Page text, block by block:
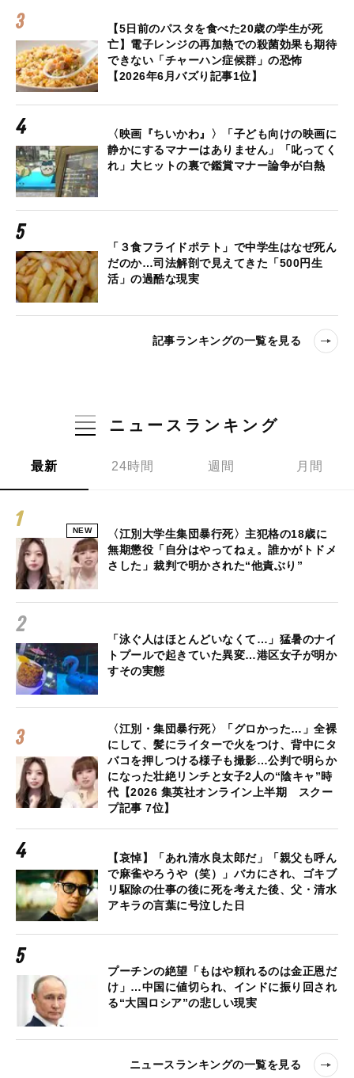
【5日前のパスタを食べた20歳の学生が死
亡】電子レンジの再加熱での殺菌効果も期待
できない「チャーハン症候群」の恐怖
【2026年6月バズり記事1位】
〈映画『ちいかわ』〉「子ども向けの映画に
静かにするマナーはありません」「叱ってく
れ」大ヒットの裏で鑑賞マナー論争が白熱
「３食フライドポテト」で中学生はなぜ死ん
だのか…司法解剖で見えてきた「500円生
活」の過酷な現実
記事ランキングの一覧を見る
ニュースランキング
最新 24時間 週間 月間
NEW
〈江別大学生集団暴行死〉主犯格の18歳に
無期懲役「自分はやってねぇ。誰かがトドメ
さした」裁判で明かされた“他責ぶり”
「泳ぐ人はほとんどいなくて…」猛暑のナイ
トプールで起きていた異変…港区女子が明か
すその実態
〈江別・集団暴行死〉「グロかった…」全裸
にして、髪にライターで火をつけ、背中にタ
バコを押しつける様子も撮影…公判で明らか
になった壮絶リンチと女子2人の“陰キャ”時
代【2026 集英社オンライン上半期 スクー
プ記事 7位】
【哀悼】「あれ清水良太郎だ」「親父も呼ん
で麻雀やろうや（笑）」バカにされ、ゴキブ
リ駆除の仕事の後に死を考えた後、父・清水
アキラの言葉に号泣した日
プーチンの絶望「もはや頼れるのは金正恩だ
け」…中国に値切られ、インドに振り回され
る“大国ロシア”の悲しい現実
ニュースランキングの一覧を見る